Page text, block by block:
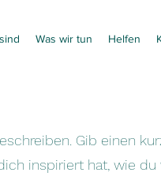
Was wir tun Helfen
Gib einen
inspiriert hat, wie du